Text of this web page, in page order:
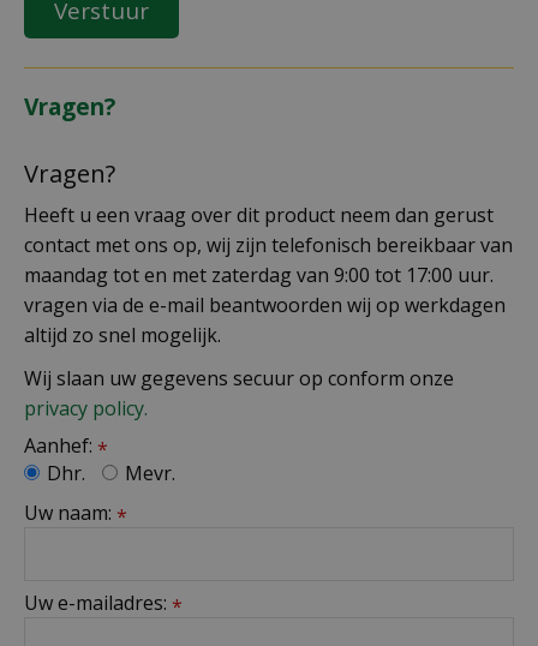
Vragen?
Vragen?
Heeft u een vraag over dit product neem dan gerust
contact met ons op, wij zijn telefonisch bereikbaar van
maandag tot en met zaterdag van 9:00 tot 17:00 uur.
vragen via de e-mail beantwoorden wij op werkdagen
altijd zo snel mogelijk.
Wij slaan uw gegevens secuur op conform onze
privacy policy.
Aanhef: *
Dhr.
Mevr.
Uw naam: *
Uw e-mailadres: *